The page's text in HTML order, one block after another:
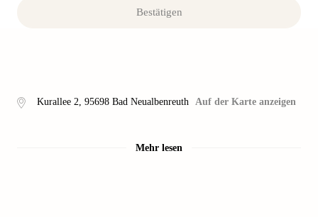
Bestätigen
Kurallee 2, 95698 Bad Neualbenreuth Auf der Karte anzeigen
Mehr lesen